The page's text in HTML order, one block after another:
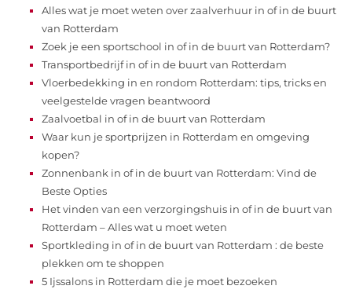
Alles wat je moet weten over zaalverhuur in of in de buurt
van Rotterdam
Zoek je een sportschool in of in de buurt van Rotterdam?
Transportbedrijf in of in de buurt van Rotterdam
Vloerbedekking in en rondom Rotterdam: tips, tricks en
veelgestelde vragen beantwoord
Zaalvoetbal in of in de buurt van Rotterdam
Waar kun je sportprijzen in Rotterdam en omgeving
kopen?
Zonnenbank in of in de buurt van Rotterdam: Vind de
Beste Opties
Het vinden van een verzorgingshuis in of in de buurt van
Rotterdam – Alles wat u moet weten
Sportkleding in of in de buurt van Rotterdam : de beste
plekken om te shoppen
5 Ijssalons in Rotterdam die je moet bezoeken